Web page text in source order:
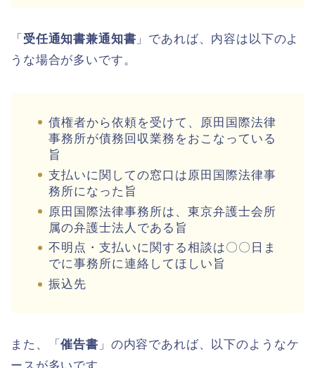
「 受任通知書兼通知書 」であれば、内容は以下のよ
うな場合が多いです。
債権者から依頼を受けて、原田国際法律
事務所が債務回収業務をおこなっている
旨
支払いに関しての窓口は原田国際法律事
務所になった旨
原田国際法律事務所は、東京弁護士会所
属の弁護士法人である旨
不明点・支払いに関する相談は〇〇日ま
でに事務所に連絡してほしい旨
振込先
また、「催告書 」の内容であれば、以下のようなケ